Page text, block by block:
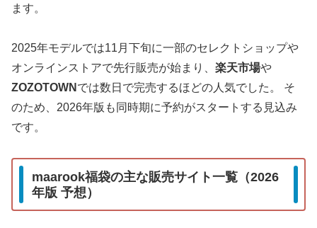
ます。
2025年モデルでは11月下旬に一部のセレクトショップや
オンラインストアで先行販売が始まり、 楽天市場や
ZOZOTOWN では数日で完売するほどの人気でした。 そ
のため、2026年版も同時期に予約がスタートする見込み
です。
maarook福袋の主な販売サイト一覧（2026
年版 予想）